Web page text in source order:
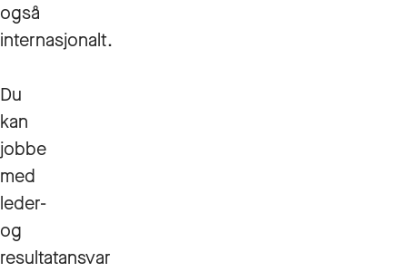
også
internasjonalt.
Du
kan
jobbe
med
leder-
og
resultatansvar